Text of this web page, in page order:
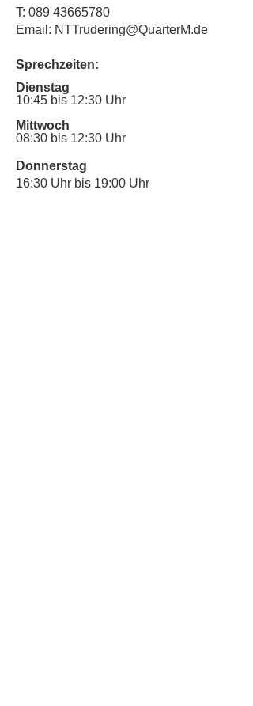
T: 089 43665780
Email: NTTrudering@QuarterM.de
Sprechzeiten:
Dienstag
10:45 bis 12:30 Uhr
Mittwoch
08:30 bis 12:30 Uhr
Donnerstag
16:30 Uhr bis 19:00 Uhr